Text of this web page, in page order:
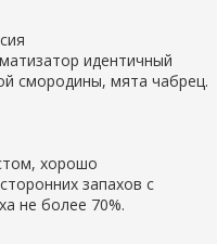
идентичный
смородины, мята чабрец.
хорошо
запахов с
не более 70%.